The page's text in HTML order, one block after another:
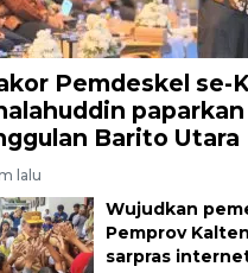
Pemdeskel se-
paparkan
Barito Utara
lalu
Wujudkan
Pemprov
sarpras